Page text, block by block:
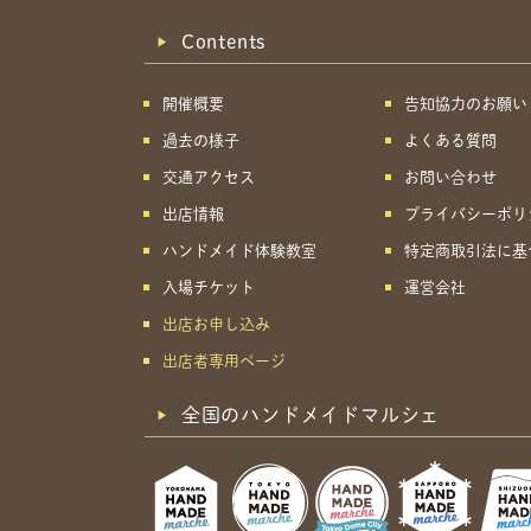
Contents
開催概要
過去の様子
交通アクセス
出店情報
ハンドメイド体験教室
入場チケット
出店お申し込み
出店者専用ページ
告知協力のお願い
よくある質問
お問い合わせ
プライバシーポリ
特定商取引法に基
運営会社
全国のハンドメイドマルシェ